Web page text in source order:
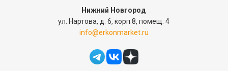
Нижний Новгород
ул. Нартова, д. 6, корп 8, помещ. 4
info@erkonmarket.ru